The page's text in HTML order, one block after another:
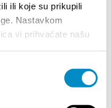
ili koje su prikupili
Nastavkom
vi prihvaćate našu